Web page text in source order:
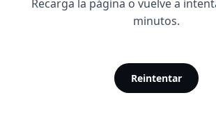
Recarga la página o vuelve a
minutos.
Reintentar